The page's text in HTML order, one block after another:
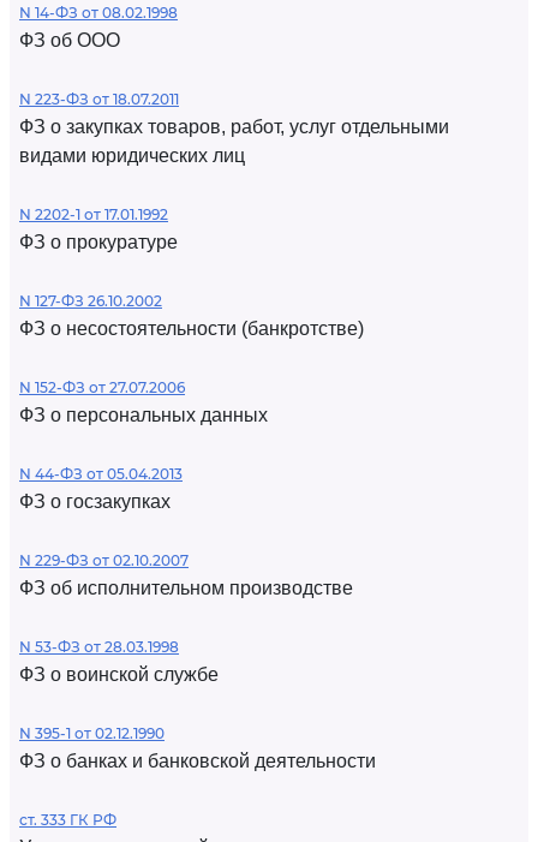
N 14-ФЗ от 08.02.1998
ФЗ об ООО
N 223-ФЗ от 18.07.2011
ФЗ о закупках товаров, работ, услуг отдельными
видами юридических лиц
N 2202-1 от 17.01.1992
ФЗ о прокуратуре
N 127-ФЗ 26.10.2002
ФЗ о несостоятельности (банкротстве)
N 152-ФЗ от 27.07.2006
ФЗ о персональных данных
N 44-ФЗ от 05.04.2013
ФЗ о госзакупках
N 229-ФЗ от 02.10.2007
ФЗ об исполнительном производстве
N 53-ФЗ от 28.03.1998
ФЗ о воинской службе
N 395-1 от 02.12.1990
ФЗ о банках и банковской деятельности
ст. 333 ГК РФ